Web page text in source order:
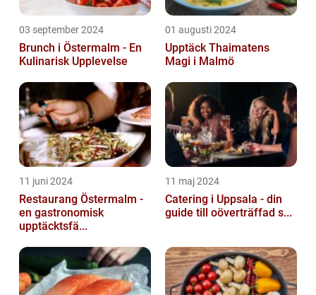
03 september 2024
Brunch i Östermalm - En
Kulinarisk Upplevelse
01 augusti 2024
Upptäck Thaimatens
Magi i Malmö
11 juni 2024
Restaurang Östermalm -
en gastronomisk
upptäcktsfä...
11 maj 2024
Catering i Uppsala - din
guide till oöverträffad s...